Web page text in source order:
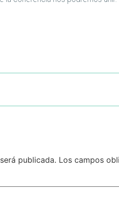
publicada. Los campos